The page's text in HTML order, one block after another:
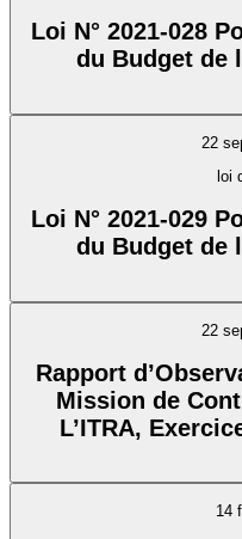
Loi N° 2021-028
du Budget de
22
loi
Loi N° 2021-029
du Budget de
22
Rapport
Mission de
L’ITRA,
14